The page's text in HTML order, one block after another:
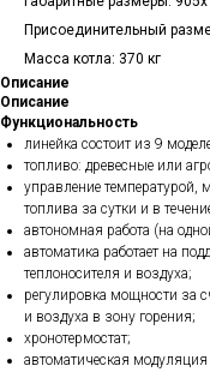
Присоединительный
Масса котла: 370 кг
Описание
Описание
Функциональность
линейка состоит из 9
топливо: древесные или
управление температурой,
топлива за сутки и в
автономная работа (на
автоматика работает на
теплоносителя и воздуха;
регулировка мощности за
и воздуха в зону горения;
хронотермостат;
автоматическая